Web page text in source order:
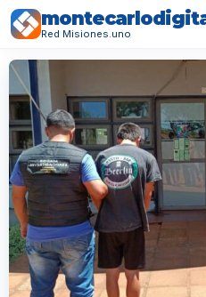
Red Misiones.uno